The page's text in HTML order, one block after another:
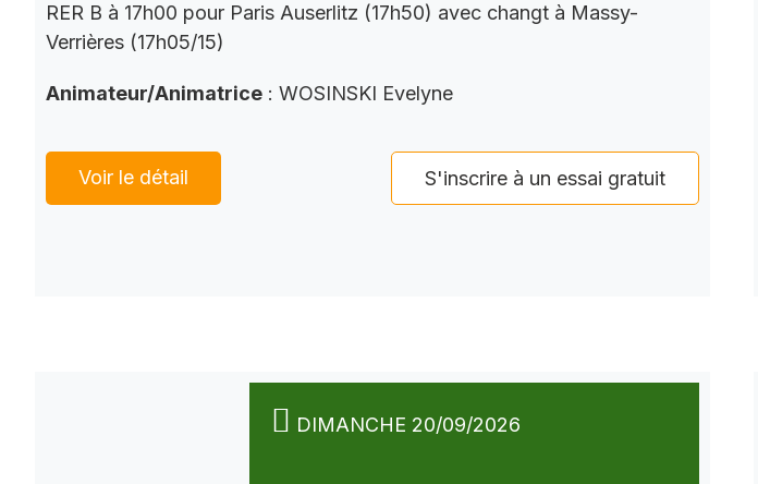
RER B à 17h00 pour Paris Auserlitz (17h50) avec changt à Massy-
Verrières (17h05/15)
Animateur/Animatrice : WOSINSKI Evelyne
Voir le détail S'inscrire à un essai gratuit
DIMANCHE 20/09/2026